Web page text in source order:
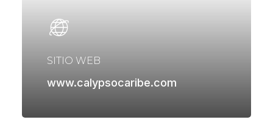
SITIO WEB
www.calypsocaribe.com